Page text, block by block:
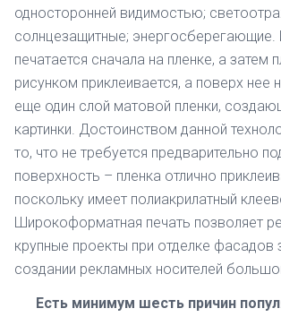
односторонней видимостью;
солнцезащитные;
печатается сначала на пленке, а затем
рисунком приклеивается, а поверх нее
еще один слой матовой пленки,
картинки. Достоинством данной
то, что не требуется предварительно
поверхность – пленка отлично
поскольку имеет полиакрилатный
Широкоформатная печать позволяет
крупные проекты при отделке фасадов
создании рекламных носителей
Есть минимум шесть причин